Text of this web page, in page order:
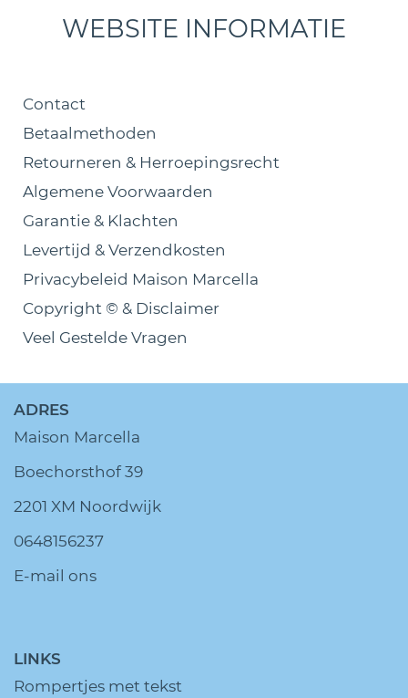
WEBSITE INFORMATIE
Contact
Betaalmethoden
Retourneren & Herroepingsrecht
Algemene Voorwaarden
Garantie & Klachten
Levertijd & Verzendkosten
Privacybeleid Maison Marcella
Copyright © & Disclaimer
Veel Gestelde Vragen
ADRES
Maison Marcella
Boechorsthof 39
2201 XM Noordwijk
0648156237
E-mail ons
LINKS
Rompertjes met tekst